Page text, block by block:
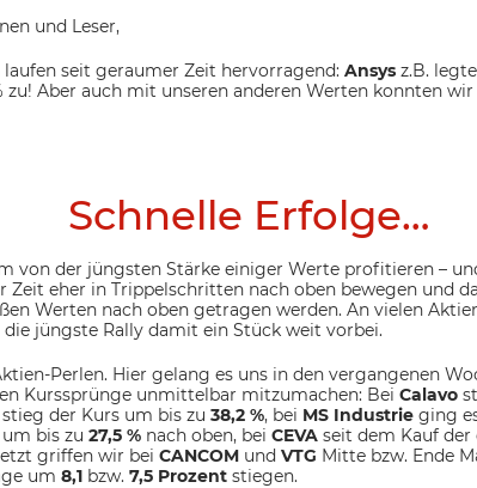
und Leser,
laufen seit geraumer Zeit hervorragend: Ansys z.B.
zu! Aber auch mit unseren anderen Werten konnten
Schnelle Erfolge…
von der jüngsten Stärke einiger Werte profitieren –
Zeit eher in Trippelschritten nach oben bewegen und
Werten nach oben getragen werden. An vielen
jüngste Rally damit ein Stück weit vorbei.
Perlen. Hier gelang es uns in den vergangenen
Kurssprünge unmittelbar mitzumachen: Bei Calavo
der Kurs um bis zu 38,2 %, bei MS Industrie ging
bis zu 27,5 % nach oben, bei CEVA seit dem Kauf
griffen wir bei CANCOM und VTG Mitte bzw. Ende
um 8,1 bzw. 7,5 Prozent stiegen.